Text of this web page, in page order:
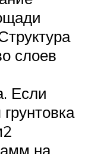
слоев
Если
на